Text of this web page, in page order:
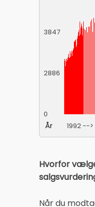
3847
2886
0
År
1992 -->
Hvorfor
Når du